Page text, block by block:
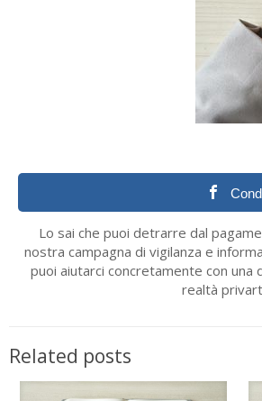
Lo sai che puoi detrarre dal
nostra campagna di vigilanza e
puoi aiutarci concretamente con una
realtà
Related posts